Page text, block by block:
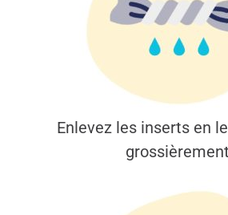
Enlevez les inserts en